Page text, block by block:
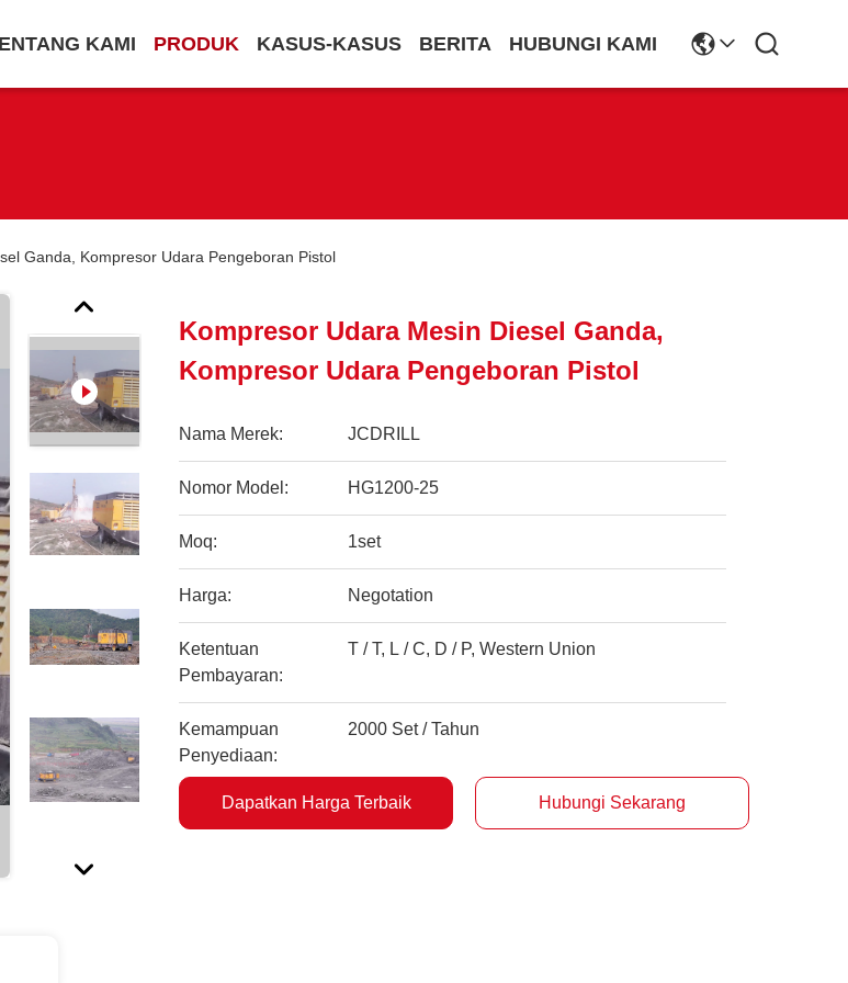
KAMI PRODUK KASUS-KASUS BERITA HUBUNGI KAMI
Ganda, Kompresor Udara Pengeboran Pistol
Kompresor Udara Mesin Diesel Ganda,
Kompresor Udara Pengeboran Pistol
Nama Merek: JCDRILL
Nomor Model: HG1200-25
Moq: 1set
Harga: Negotation
Ketentuan
Pembayaran:
T / T, L / C, D / P, Western Union
Kemampuan
Penyediaan:
2000 Set / Tahun
Dapatkan Harga Terbaik Hubungi Sekarang